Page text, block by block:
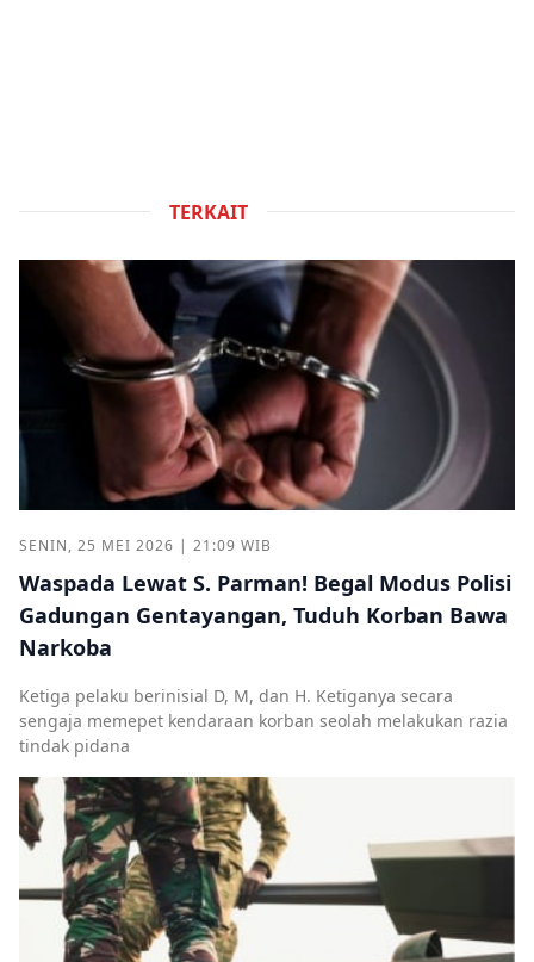
TERKAIT
SENIN, 25 MEI 2026 | 21:09 WIB
Waspada Lewat S. Parman! Begal Modus Polisi
Gadungan Gentayangan, Tuduh Korban Bawa
Narkoba
Ketiga pelaku berinisial D, M, dan H. Ketiganya secara
sengaja memepet kendaraan korban seolah melakukan razia
tindak pidana